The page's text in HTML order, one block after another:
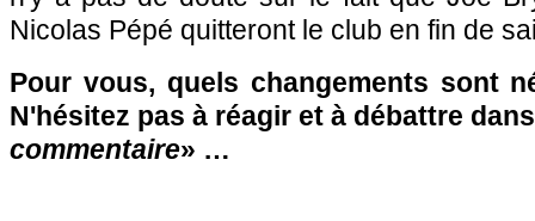
Nicolas Pépé quitteront le club en fin de
Pour vous, quels changements sont
N'hésitez pas à réagir et à débattre
commentaire» …